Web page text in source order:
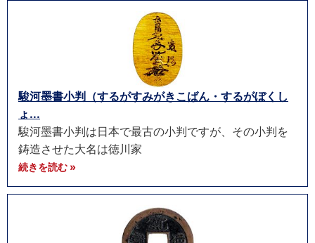
駿河墨書小判（するがすみがきこばん・するがぼくし
ょ...
駿河墨書小判は日本で最古の小判ですが、その小判を
鋳造させた大名は徳川家
続きを読む »